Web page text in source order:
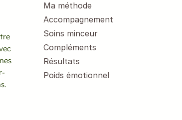
Ma méthode
Accompagnement
Soins minceur
Compléments
Résultats
Poids émotionnel